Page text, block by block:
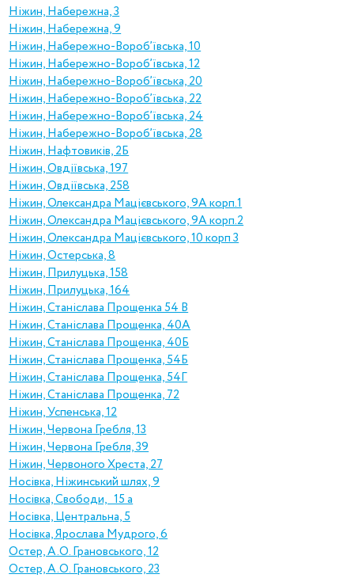
Ніжин, Набережна, 3
Ніжин, Набережна, 9
Ніжин, Набережно-Вороб’ївська, 10
Ніжин, Набережно-Вороб’ївська, 12
Ніжин, Набережно-Вороб’ївська, 20
Ніжин, Набережно-Вороб’ївська, 22
Ніжин, Набережно-Вороб’ївська, 24
Ніжин, Набережно-Вороб’ївська, 28
Ніжин, Нафтовиків, 2Б
Ніжин, Овдіївська, 197
Ніжин, Овдіївська, 258
Ніжин, Олександра Мацієвського, 9А корп.1
Ніжин, Олександра Мацієвського, 9А корп.2
Ніжин, Олександра Мацієвського, 10 корп 3
Ніжин, Остерська, 8
Ніжин, Прилуцька, 158
Ніжин, Прилуцька, 164
Ніжин, Станіслава Прощенка 54 В
Ніжин, Станіслава Прощенка, 40А
Ніжин, Станіслава Прощенка, 40Б
Ніжин, Станіслава Прощенка, 54Б
Ніжин, Станіслава Прощенка, 54Г
Ніжин, Станіслава Прощенка, 72
Ніжин, Успенська, 12
Ніжин, Червона Гребля, 13
Ніжин, Червона Гребля, 39
Ніжин, Червоного Хреста, 27
Носівка, Ніжинський шлях, 9
Носівка, Свободи, 15 а
Носівка, Центральна, 5
Носівка, Ярослава Мудрого, 6
Остер, А.О. Грановського, 12
Остер, А.О. Грановського, 23